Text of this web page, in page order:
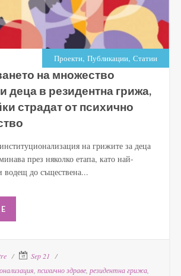
Проекти, Публикации, Статии
на множество
деца в резидентна грижа,
страдат от психично
на грижите за деца
през няколко етапа, като най-
водещ до съществена...
Sep 21
психично здраве резидентна грижа